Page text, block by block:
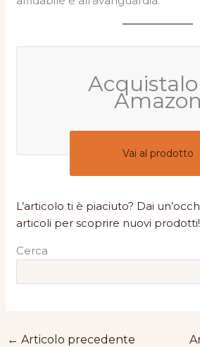
Acquistalo
Amazon
Vai al prodotto
L’articolo ti è piaciuto? Dai
articoli per scoprire nuovi prodotti!
Cerca
← Articolo precedente